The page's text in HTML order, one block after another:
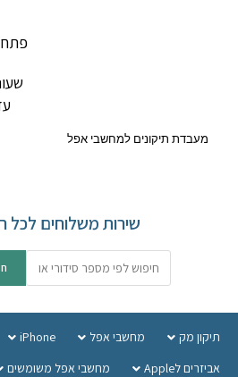
מעבדת תיקונים למחשבי אפל
פתח
שירות משלוחים לכל
תיקון מק מחשבי אפל iPhone
אביזרים לApple
מחשבי אפל משומשים